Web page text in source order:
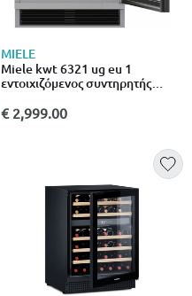
MIELE
Miele kwt 6321 ug eu 1
εντοιχιζόμενος συντηρητής
φίλτρο active Airclean και led
φωτισμό
€ 2,999.00